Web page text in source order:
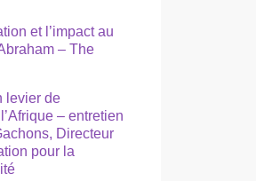
et l’impact au
– The
levier de
– entretien
Directeur
pour la